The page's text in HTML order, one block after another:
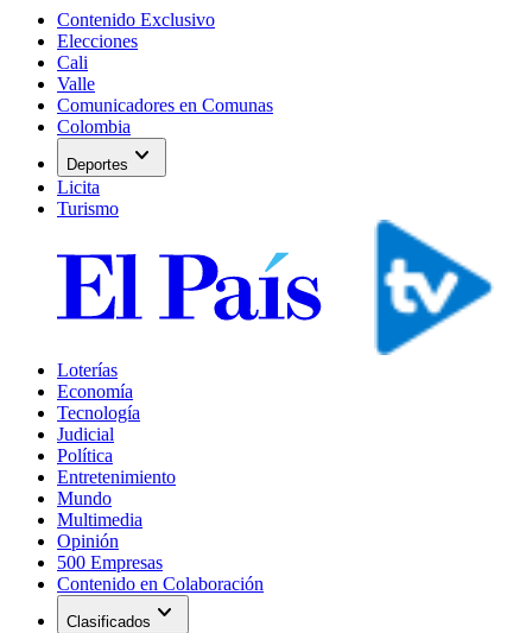
Contenido Exclusivo
Elecciones
Cali
Valle
Comunicadores en Comunas
Colombia
Deportes expand_more
Licita
Turismo
Loterías
Economía
Tecnología
Judicial
Política
Entretenimiento
Mundo
Multimedia
Opinión
500 Empresas
Contenido en Colaboración
Clasificados expand_more